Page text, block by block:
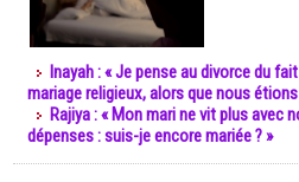
Inayah : « Je pense au divorce du
mariage religieux, alors que nous
Rajiya : « Mon mari ne vit plus avec
dépenses : suis-je encore mariée ? »